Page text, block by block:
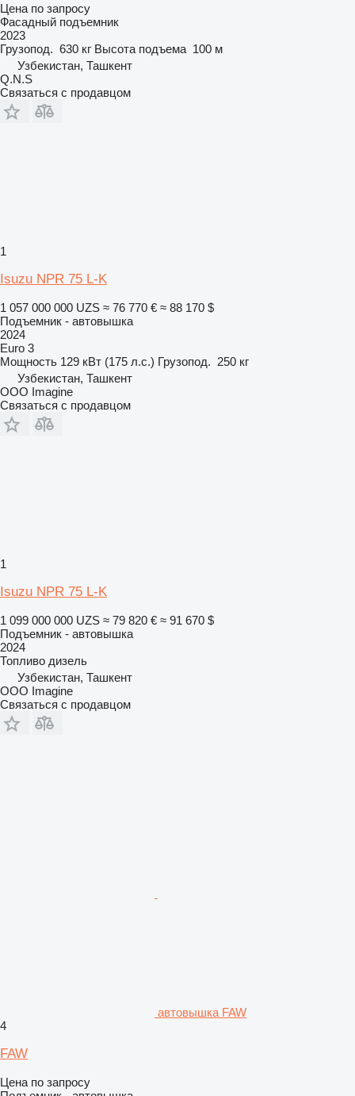
Цена по запросу
Фасадный подъемник
2023
Грузопод. 630 кг Высота подъема 100 м
Узбекистан, Ташкент
Q.N.S
Связаться с продавцом
1
Isuzu NPR 75 L-K
1 057 000 000 UZS ≈ 76 770 € ≈ 88 170 $
Подъемник - автовышка
2024
Euro 3
Мощность 129 кВт (175 л.с.) Грузопод. 250 кг
Узбекистан, Ташкент
OOO Imagine
Связаться с продавцом
1
Isuzu NPR 75 L-K
1 099 000 000 UZS ≈ 79 820 € ≈ 91 670 $
Подъемник - автовышка
2024
Топливо дизель
Узбекистан, Ташкент
OOO Imagine
Связаться с продавцом
автовышка FAW
4
FAW
Цена по запросу